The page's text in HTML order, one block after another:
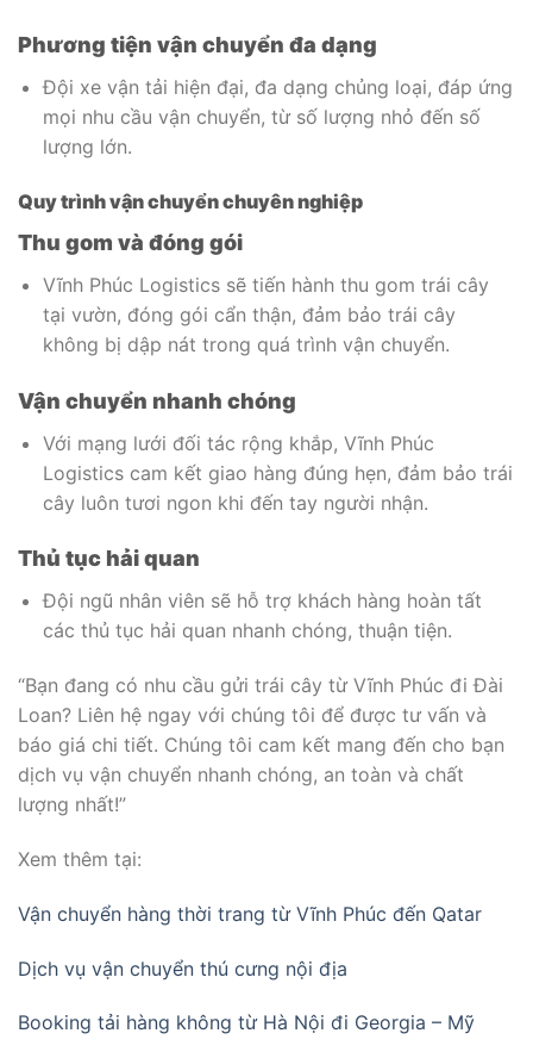
Phương tiện vận chuyển đa dạng
Đội xe vận tải hiện đại, đa dạng chủng loại, đáp ứng
mọi nhu cầu vận chuyển, từ số lượng nhỏ đến số
lượng lớn.
Quy trình vận chuyển chuyên nghiệp
Thu gom và đóng gói
Vĩnh Phúc Logistics sẽ tiến hành thu gom trái cây
tại vườn, đóng gói cẩn thận, đảm bảo trái cây
không bị dập nát trong quá trình vận chuyển.
Vận chuyển nhanh chóng
Với mạng lưới đối tác rộng khắp, Vĩnh Phúc
Logistics cam kết giao hàng đúng hẹn, đảm bảo trái
cây luôn tươi ngon khi đến tay người nhận.
Thủ tục hải quan
Đội ngũ nhân viên sẽ hỗ trợ khách hàng hoàn tất
các thủ tục hải quan nhanh chóng, thuận tiện.
“Bạn đang có nhu cầu gửi trái cây từ Vĩnh Phúc đi Đài
Loan? Liên hệ ngay với chúng tôi để được tư vấn và
báo giá chi tiết. Chúng tôi cam kết mang đến cho bạn
dịch vụ vận chuyển nhanh chóng, an toàn và chất
lượng nhất!”
Xem thêm tại:
Vận chuyển hàng thời trang từ Vĩnh Phúc đến Qatar
Dịch vụ vận chuyển thú cưng nội địa
Booking tải hàng không từ Hà Nội đi Georgia – Mỹ